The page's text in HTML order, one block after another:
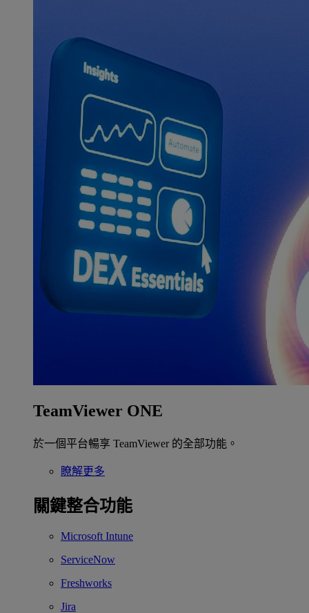
TeamViewer ONE
於一個平台暢享 TeamViewer 的全部功能。
瞭解更多
關鍵整合功能
Microsoft Intune
ServiceNow
Freshworks
Jira